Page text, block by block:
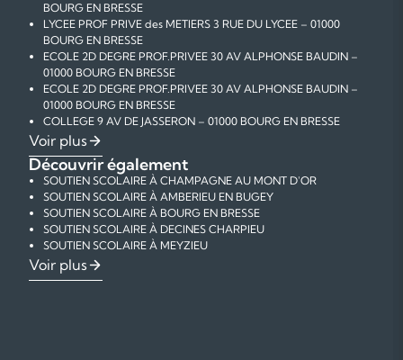
BOURG EN BRESSE
LYCEE PROF PRIVE des METIERS 3 RUE DU LYCEE – 01000
BOURG EN BRESSE
ECOLE 2D DEGRE PROF.PRIVEE 30 AV ALPHONSE BAUDIN –
01000 BOURG EN BRESSE
ECOLE 2D DEGRE PROF.PRIVEE 30 AV ALPHONSE BAUDIN –
01000 BOURG EN BRESSE
COLLEGE 9 AV DE JASSERON – 01000 BOURG EN BRESSE
COLLEGE PRIVE 3 BIS RUE DU LYCEE – 01000 BOURG EN
BRESSE
COLLEGE PRIVE 35 AV JEAN JAURES – 01000 BOURG EN
BRESSE
COLLEGE 21 QUAI HENRI GROBOZ – 01000 BOURG EN BRESSE
COLLEGE 60 PL CAMILLE CLAUDEL – 01000 BOURG EN
BRESSE
SEGPA 60 PL CAMILLE CLAUDEL – 01000 BOURG EN BRESSE
COLLEGE 120 RUE CHARLES DEMIA – 01000 BOURG EN BRESSE
ETAB.REGIONAL ENSEIGNT ADAPTE 1250 CHEM DE LA
Voir plus
Découvrir également
SOUTIEN SCOLAIRE À CHAMPAGNE AU MONT D'OR
SOUTIEN SCOLAIRE À AMBERIEU EN BUGEY
SOUTIEN SCOLAIRE À BOURG EN BRESSE
SOUTIEN SCOLAIRE À DECINES CHARPIEU
SOUTIEN SCOLAIRE À MEYZIEU
SOUTIEN SCOLAIRE À ECULLY
SOUTIEN SCOLAIRE À STE FOY LES LYON
COURS PARTICULIERS DE MATHÉMATIQUES À BOURG EN
BRESSE
Voir plus